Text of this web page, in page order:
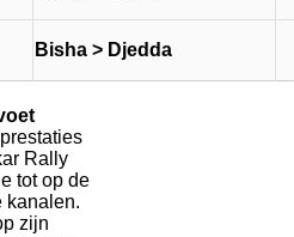
Bisha > Djedda
Rally
tot op de
kanalen.
zijn